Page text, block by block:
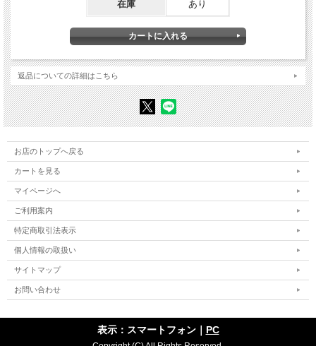
ミドリの取り巻き
交差する舞い
人間機械
ニグロの敗北
田舎の日曜日
浴槽の中で
小さな死
ア・ソング・フォー・ミドリ
フレンチ・キス
寿司はお好きですか
作家でいらっしゃいますか
マンガ的死
プラトンと管理人
ヒデコの秘密
公園
テレビの前で食べるスパゲッティ
警棒
ミモザの時間
ミス・天気予報
ムッシュー・タニザキの悩み
〈自己中〉人間へのズームアップ
在庫 あり
返品についての詳細はこちら
お店のトップへ戻る
カートを見る
マイページへ
ご利用案内
特定商取引法表示
個人情報の取扱い
サイトマップ
お問い合わせ
表示：スマートフォン｜ PC